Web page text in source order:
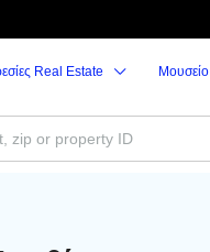
Real Estate Μουσείο